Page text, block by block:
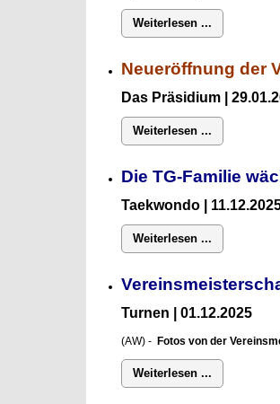
Weiterlesen ...
Neueröffnung der
Das Präsidium |
Weiterlesen ...
Die TG-Familie
Taekwondo |
Weiterlesen ...
Turnen | 01.12.2025
(AW) -Fotos von der
Weiterlesen ...